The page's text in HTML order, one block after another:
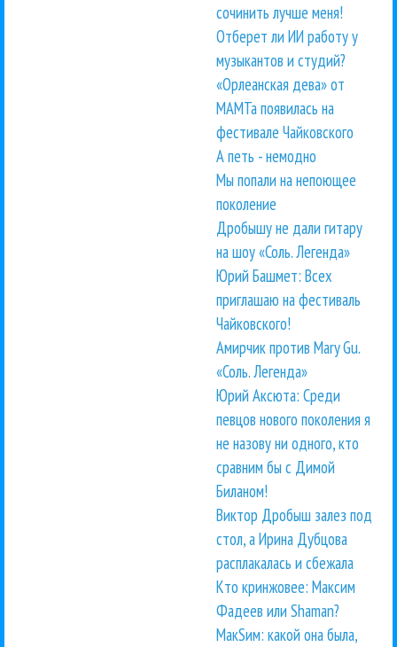
сочинить лучше меня!
Отберет ли ИИ работу у
музыкантов и студий?
«Орлеанская дева» от
МАМТа появилась на
фестивале Чайковского
А петь - немодно
Мы попали на непоющее
поколение
Дробышу не дали гитару
на шоу «Соль. Легенда»
Юрий Башмет: Всех
приглашаю на фестиваль
Чайковского!
Амирчик против Mary Gu.
«Соль. Легенда»
Юрий Аксюта: Среди
певцов нового поколения я
не назову ни одного, кто
сравним бы с Димой
Биланом!
Виктор Дробыш залез под
стол, а Ирина Дубцова
расплакалась и сбежала
Кто кринжовее: Максим
Фадеев или Shaman?
МакSим: какой она была,